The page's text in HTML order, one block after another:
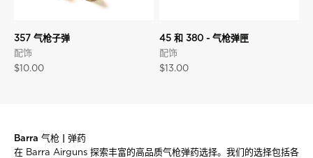
357 气枪子弹
配饰
促销价格
$10.00
45 和 380 - 气枪弹匣
配饰
促销价格
$13.00
Barra 气枪 | 弹药
在 Barra Airguns 探索丰富的高品质气枪弹药选择。我们的选择包括各